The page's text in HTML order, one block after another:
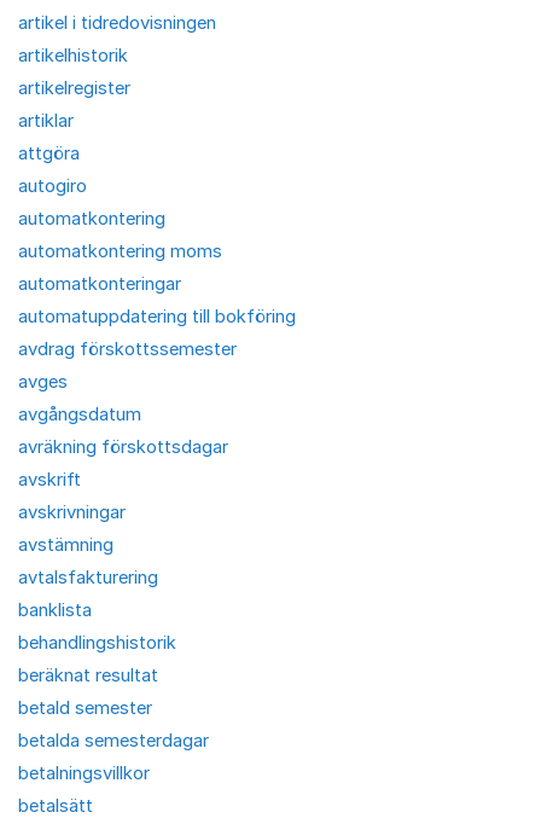
artikel i tidredovisningen
artikelhistorik
artikelregister
artiklar
attgöra
autogiro
automatkontering
automatkontering moms
automatkonteringar
automatuppdatering till bokföring
avdrag förskottssemester
avges
avgångsdatum
avräkning förskottsdagar
avskrift
avskrivningar
avstämning
avtalsfakturering
banklista
behandlingshistorik
beräknat resultat
betald semester
betalda semesterdagar
betalningsvillkor
betalsätt